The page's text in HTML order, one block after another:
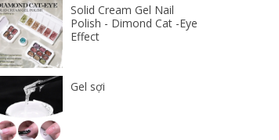
Solid Cream Gel Nail
Polish - Dimond Cat -Eye
Effect
Gel sợi